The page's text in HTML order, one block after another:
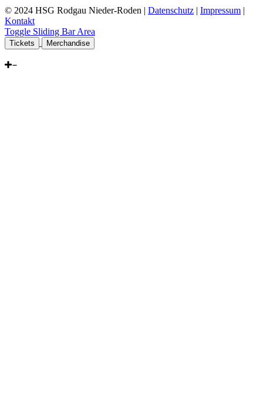
© 2024 HSG Rodgau Nieder-Roden | Datenschutz | Impressum |
Kontakt
Toggle Sliding Bar Area
Tickets Merchandise